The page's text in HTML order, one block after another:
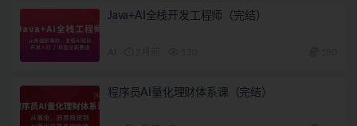
Java+AI全栈开发工程师（完结）
程序员AI量化理财体系课（完结）